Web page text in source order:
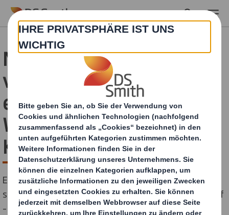
Skip to main content
Neues PackRight Centre
von DS Smith in Kaarst
eröffnet - Maximale
Wertschöpfung für die
Kunden
Ein Erfolgskonzept setzt sich durch: DS Smith hat
soeben in Kaarst – nahe der Metropolregion Düsseldorf
– das fünfte PackRight Centre in der Region